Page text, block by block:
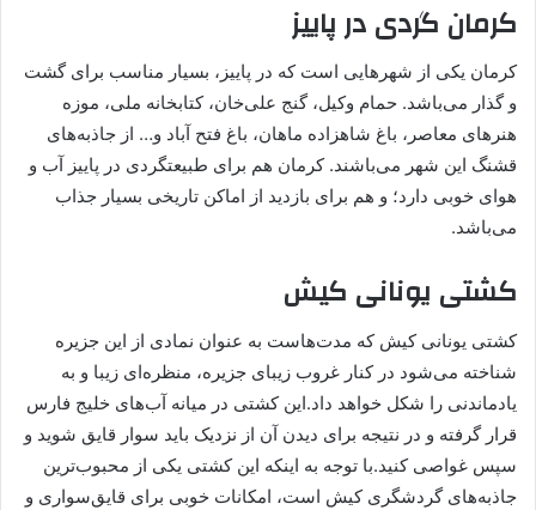
کرمان گردی در پاییز
کرمان یکی از شهرهایی است که در پاییز، بسیار مناسب برای گشت
و گذار می‌باشد. حمام وکیل، گنج علی‌خان، کتابخانه ملی، موزه
هنرهای معاصر، باغ شاهزاده ماهان، باغ فتح آباد و… از جاذبه‌های
قشنگ این شهر می‌باشند. کرمان هم برای طبیعتگردی در پاییز آب و
هوای خوبی دارد؛ و هم برای بازدید از اماکن تاریخی بسیار جذاب
می‌باشد.
کشتی یونانی کیش
کشتی یونانی کیش که مدت‌هاست به عنوان نمادی از این جزیره
شناخته می‌شود در کنار غروب زیبای جزیره، منظره‌ای زیبا و به
یادماندنی را شکل خواهد داد.این کشتی در میانه آب‌های خلیج فارس
قرار گرفته و در نتیجه برای دیدن آن از نزدیک باید سوار قایق شوید و
سپس غواصی کنید.با توجه به اینکه این کشتی یکی از محبوب‌ترین
جاذبه‌های گردشگری کیش است، امکانات خوبی برای قایق‌سواری و